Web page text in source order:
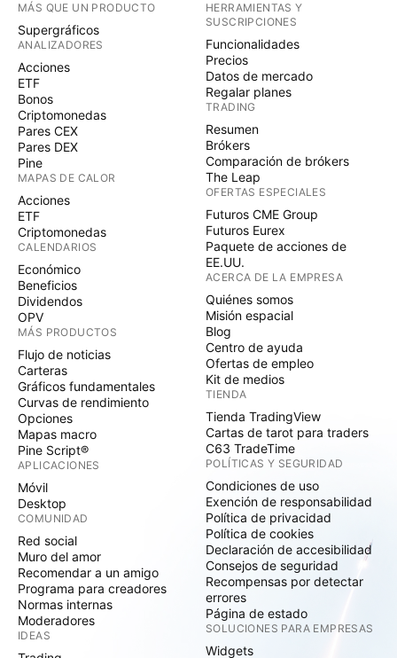
MÁS QUE UN PRODUCTO
Supergráficos
ANALIZADORES
Acciones
ETF
Bonos
Criptomonedas
Pares CEX
Pares DEX
Pine
MAPAS DE CALOR
Acciones
ETF
Criptomonedas
CALENDARIOS
Económico
Beneficios
Dividendos
OPV
MÁS PRODUCTOS
Flujo de noticias
Carteras
Gráficos fundamentales
Curvas de rendimiento
Opciones
Mapas macro
Pine Script®
APLICACIONES
Móvil
Desktop
COMUNIDAD
Red social
Muro del amor
Recomendar a un amigo
Programa para creadores
Normas internas
Moderadores
IDEAS
HERRAMIENTAS Y
SUSCRIPCIONES
Funcionalidades
Precios
Datos de mercado
Regalar planes
TRADING
Resumen
Brókers
Comparación de brókers
The Leap
OFERTAS ESPECIALES
Futuros CME Group
Futuros Eurex
Paquete de acciones de
EE.UU.
ACERCA DE LA EMPRESA
Quiénes somos
Misión espacial
Blog
Centro de ayuda
Ofertas de empleo
Kit de medios
TIENDA
Tienda TradingView
Cartas de tarot para traders
C63 TradeTime
POLÍTICAS Y SEGURIDAD
Condiciones de uso
Exención de responsabilidad
Política de privacidad
Política de cookies
Declaración de accesibilidad
Consejos de seguridad
Recompensas por detectar
errores
Página de estado
SOLUCIONES PARA EMPRESAS
Widgets